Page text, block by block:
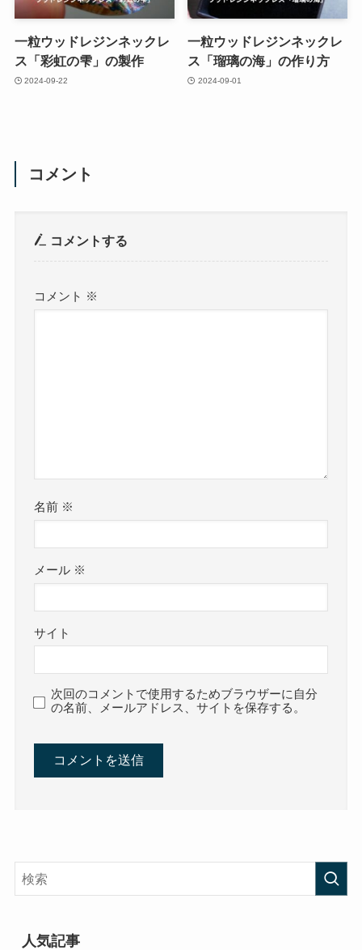
一粒ウッドレジンネックレ
ス「彩虹の雫」の製作
2024-09-22
一粒ウッドレジンネックレ
ス「瑠璃の海」の作り方
2024-09-01
コメント
コメントする
コメント ※
名前 ※
メール ※
サイト
次回のコメントで使用するためブラウザーに自分
の名前、メールアドレス、サイトを保存する。
人気記事